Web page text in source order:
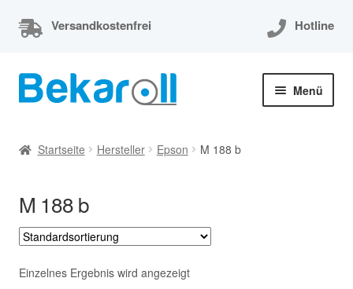
Versandkostenfrei Hotline
Zur
Navigation
Zum
Inhalt
Menü
EC-Cash Rollen
Startseite Hersteller Epson M 188 b
M 188 b
Einzelnes Ergebnis wird angezeigt